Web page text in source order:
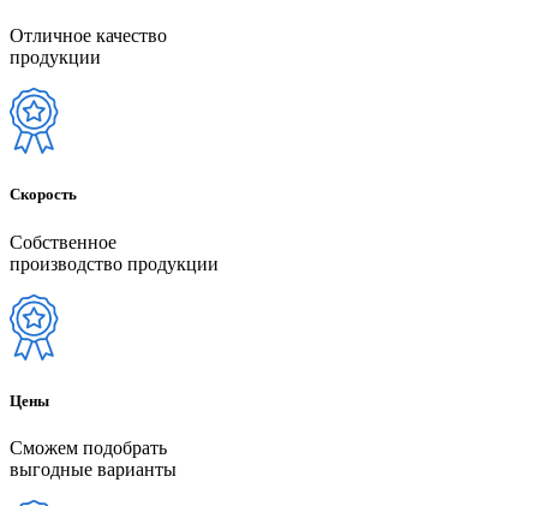
Отличное качество
продукции
Скорость
Собственное
производство продукции
Цены
Сможем подобрать
выгодные варианты